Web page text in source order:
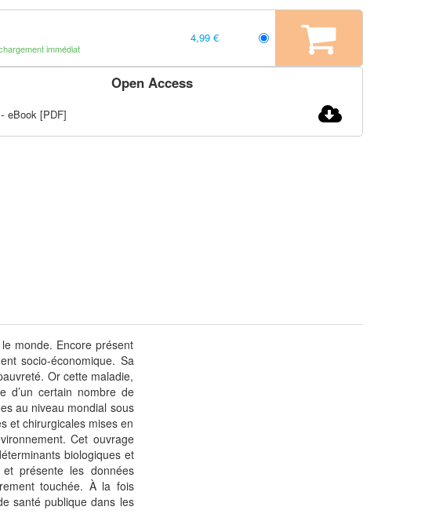
immédiat
4,99 €
Open Access
- eBook [PDF]
monde. Encore présent
socio-économique. Sa
Or cette maladie,
d’un certain nombre de
au niveau mondial sous
et chirurgicales mises en
Cet ouvrage
biologiques et
présente les données
touchée. À la fois
santé publique dans les